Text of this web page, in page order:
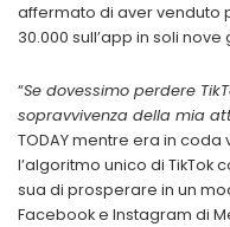
affermato di aver venduto
30.000 sull’app in soli nove
“Se dovessimo perdere
sopravvivenza della mia
TODAY mentre era in
l’algoritmo unico di TikTok
sua di prosperare in un
Facebook e Instagram di